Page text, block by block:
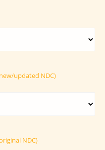
updated NDC)
NDC)